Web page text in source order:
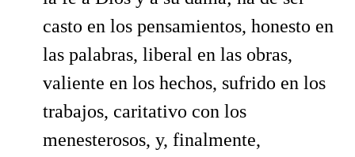
casto en los pensamientos, honesto en
las palabras, liberal en las obras,
valiente en los hechos, sufrido en los
trabajos, caritativo con los
menesterosos, y, finalmente,